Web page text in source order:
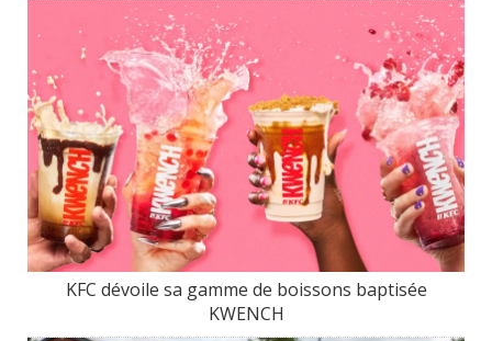
KFC dévoile sa gamme de boissons baptisée
KWENCH